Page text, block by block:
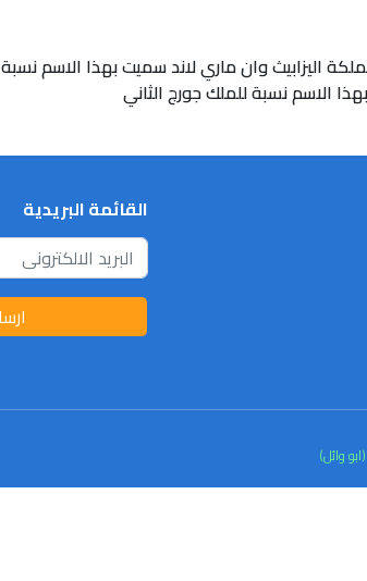
وان ماري لاند سميت بهذا الاسم نسبة
الاسم نسبة للملك جورج الثاني
القائمة البريدية
وائل)